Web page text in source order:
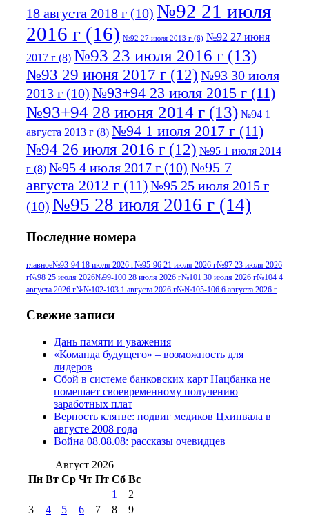
18 августа 2018 г (10) №92 21 июля
2016 г (16) №92 27 июля 2013 г (6) №92 27 июня
2017 г (8) №93 23 июля 2016 г (13)
№93 29 июня 2017 г (12) №93 30 июля
2013 г (10) №93+94 23 июля 2015 г (11)
№93+94 28 июня 2014 г (13) №94 1
августа 2013 г (8) №94 1 июля 2017 г (11)
№94 26 июля 2016 г (12) №95 1 июля 2014
г (8) №95 4 июля 2017 г (10) №95 7
августа 2012 г (11)№95 25 июля 2015 г
(10) №95 28 июля 2016 г (14)
июля 2017 г(11)№96 9 августа 2012
г(13) №96 28 июля 2015 г(9) №96+97 3
июля 2014 г(10)№96+97 30 июля
июля 2017 г
2012 г(15)№97 30 июля 2015 г
(15)№98 1 августа 2015 г
августа 2016 г(10)№98 5 июля 2014 г(10)
№98 8 августа 2013 г
августа 2012 г(14)
2017 г(9)
№99 4 августа
2016 г(12) №99 8 июля 2014 г
августа 2012 г(11)
августа 2013 г
(12)
Последние номера
главное№93-94 18 июля 2026 г№95-96 21 июля 2026 г№97 23 июля 2026
г№98 25 июля 2026№99-100 28 июля 2026 г№101 30 июля 2026 г№104 4
августа 2026 г№№102-103 1 августа 2026 г№№105-106 6 августа 2026 г
Свежие записи
Дань памяти и уважения
«Команда будущего» – возможность для
лидеров
Сбой в системе банковских карт Нацбанка не
помешает своевременному получению
заработных плат
Верность клятве: подвиг медиков Цхинвала в
августе 2008 года
Война 08.08.08: рассказы очевидцев
Август 2026
Пн Вт Ср Чт Пт Сб Вс
1
2
3
4 5 6 7 8
9